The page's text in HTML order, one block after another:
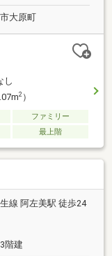
大原町
し
2）
ファミリー
最上階
線 阿左美駅 徒歩24
階建